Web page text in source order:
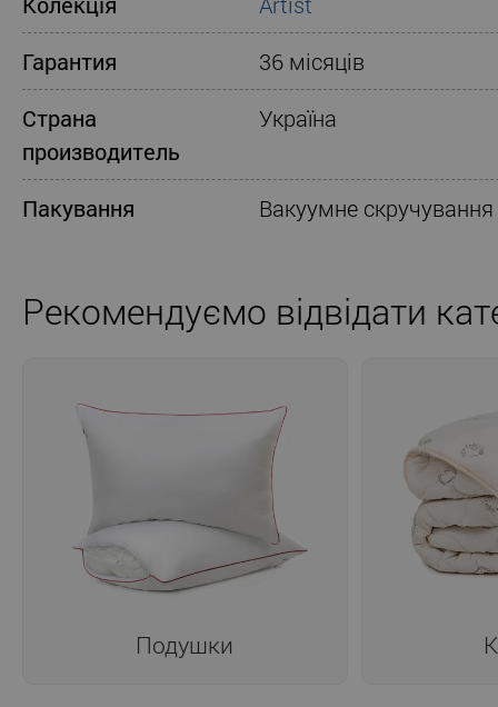
Гарантия
36 місяців
Страна
производитель
Україна
Пакування Вакуумне скручування
Рекомендуємо відвідати
Подушки